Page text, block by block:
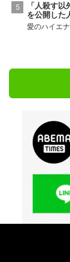
「人殺す
を公開した
愛のハイエナ